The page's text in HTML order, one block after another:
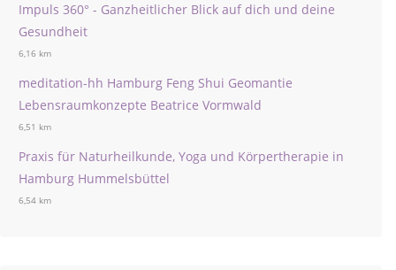
Impuls 360° - Ganzheitlicher Blick auf dich und deine
Gesundheit
6,16 km
meditation-hh Hamburg Feng Shui Geomantie
Lebensraumkonzepte Beatrice Vormwald
6,51 km
Praxis für Naturheilkunde, Yoga und Körpertherapie in
Hamburg Hummelsbüttel
6,54 km